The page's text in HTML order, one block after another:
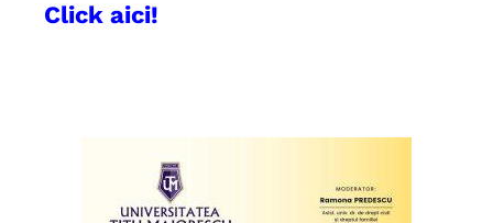
Click aici!